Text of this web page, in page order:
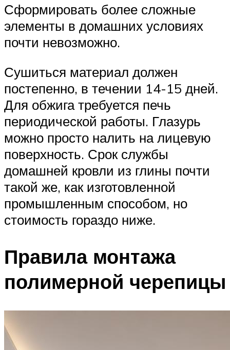
Сформировать более сложные
элементы в домашних условиях
почти невозможно.
Сушиться материал должен
постепенно, в течении 14-15 дней.
Для обжига требуется печь
периодической работы. Глазурь
можно просто налить на лицевую
поверхность. Срок службы
домашней кровли из глины почти
такой же, как изготовленной
промышленным способом, но
стоимость гораздо ниже.
Правила монтажа
полимерной черепицы